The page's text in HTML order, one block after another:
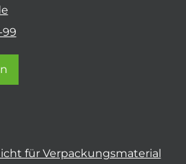
99
für Verpackungsmaterial